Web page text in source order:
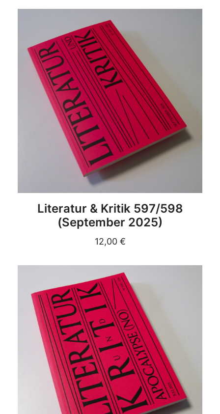
DETAILS
Literatur & Kritik 597/598
(September 2025)
12,00 €